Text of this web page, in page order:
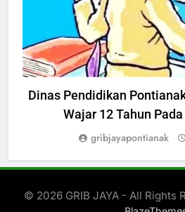
Dinas Pendidikan
Wajar 12 Tahun
gribjayapontianak
© 2026 GRIB JAYA - All Rights